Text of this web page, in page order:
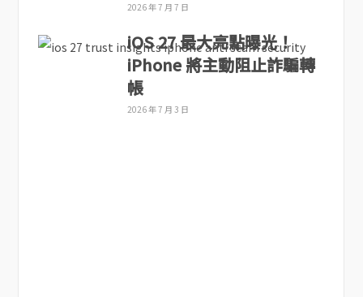
2026 年 7 月 7 日
iOS 27 最大亮點曝光！
iPhone 將主動阻止詐騙轉
帳
2026 年 7 月 3 日